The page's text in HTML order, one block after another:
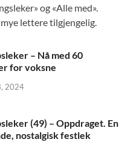
og «Alle med».
lettere tilgjengelig.
– Nå med 60
for voksne
2024
(49) – Oppdraget. En
nostalgisk festlek